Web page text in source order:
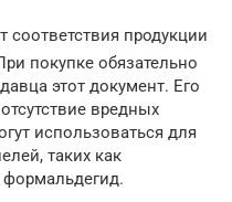
соответствия продукции
покупке обязательно
этот документ. Его
вредных
использоваться для
таких как